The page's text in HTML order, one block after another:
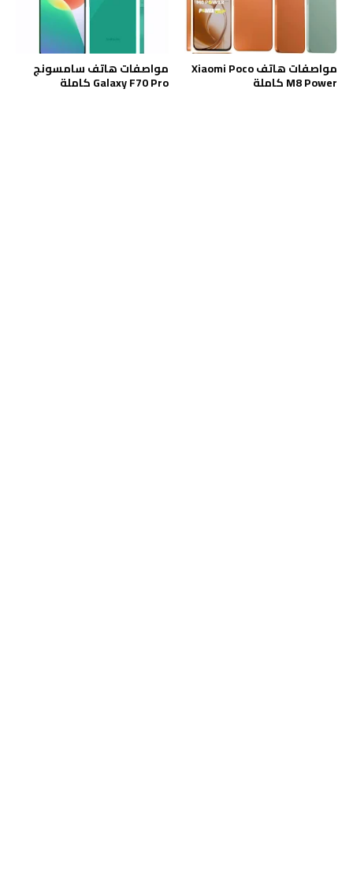
مواصفات هاتف Xiaomi Poco
M8 Power كاملة
مواصفات هاتف سامسونج
Galaxy F70 Pro كاملة